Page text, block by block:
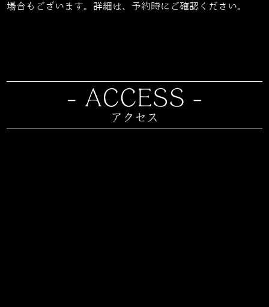
場合もございます。詳細は、予約時にご確認ください。